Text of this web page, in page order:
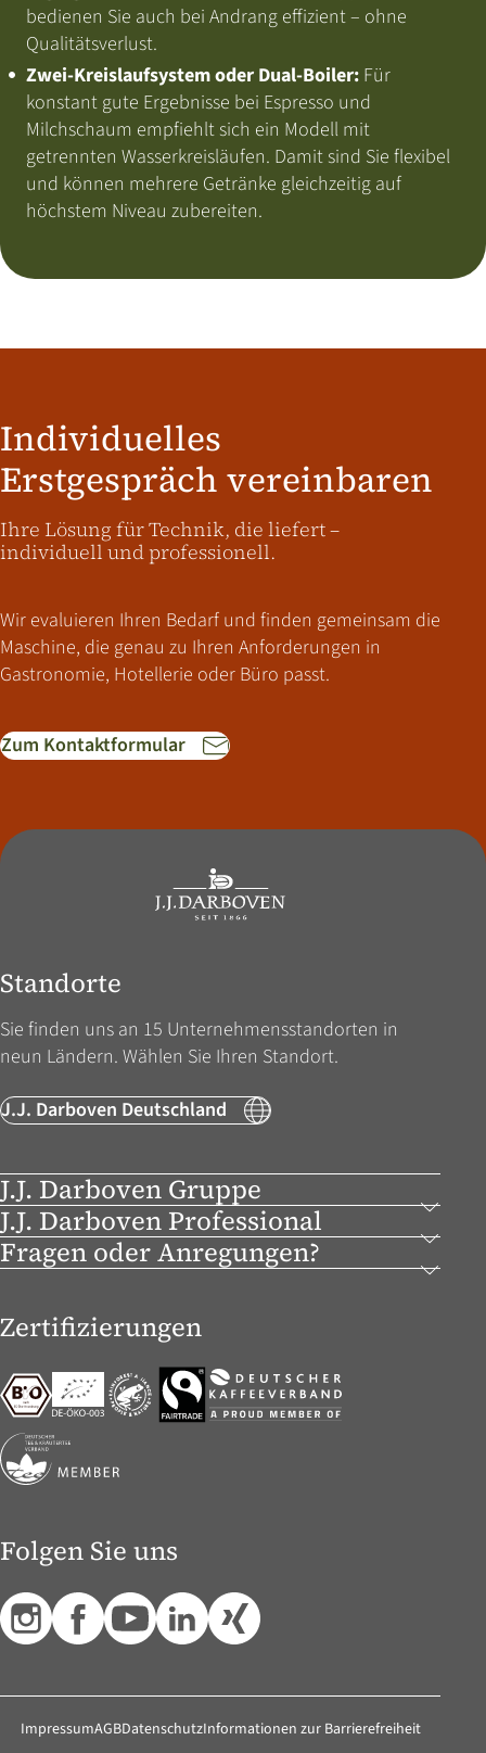
bedienen Sie auch bei Andrang effizient – ohne
Qualitätsverlust.
Zwei-Kreislaufsystem oder Dual-Boiler: Für
konstant gute Ergebnisse bei Espresso und
Milchschaum empfiehlt sich ein Modell mit
getrennten Wasserkreisläufen. Damit sind Sie flexibel
und können mehrere Getränke gleichzeitig auf
höchstem Niveau zubereiten.
Individuelles
Erstgespräch vereinbaren
Ihre Lösung für Technik, die liefert –
individuell und professionell.
Wir evaluieren Ihren Bedarf und finden gemeinsam die
Maschine, die genau zu Ihren Anforderungen in
Gastronomie, Hotellerie oder Büro passt.
Zum Kontaktformular
J.J. Darboven Gruppe
Standorte
Sie finden uns an 15 Unternehmens­standorten in
neun Ländern. Wählen Sie Ihren Standort.
J.J. Darboven Deutschland
J.J. Darboven Professional
Fragen oder Anregungen?
Zertifizierungen
Folgen Sie uns
ImpressumAGBDatenschutzInformationen zur Barrierefreiheit